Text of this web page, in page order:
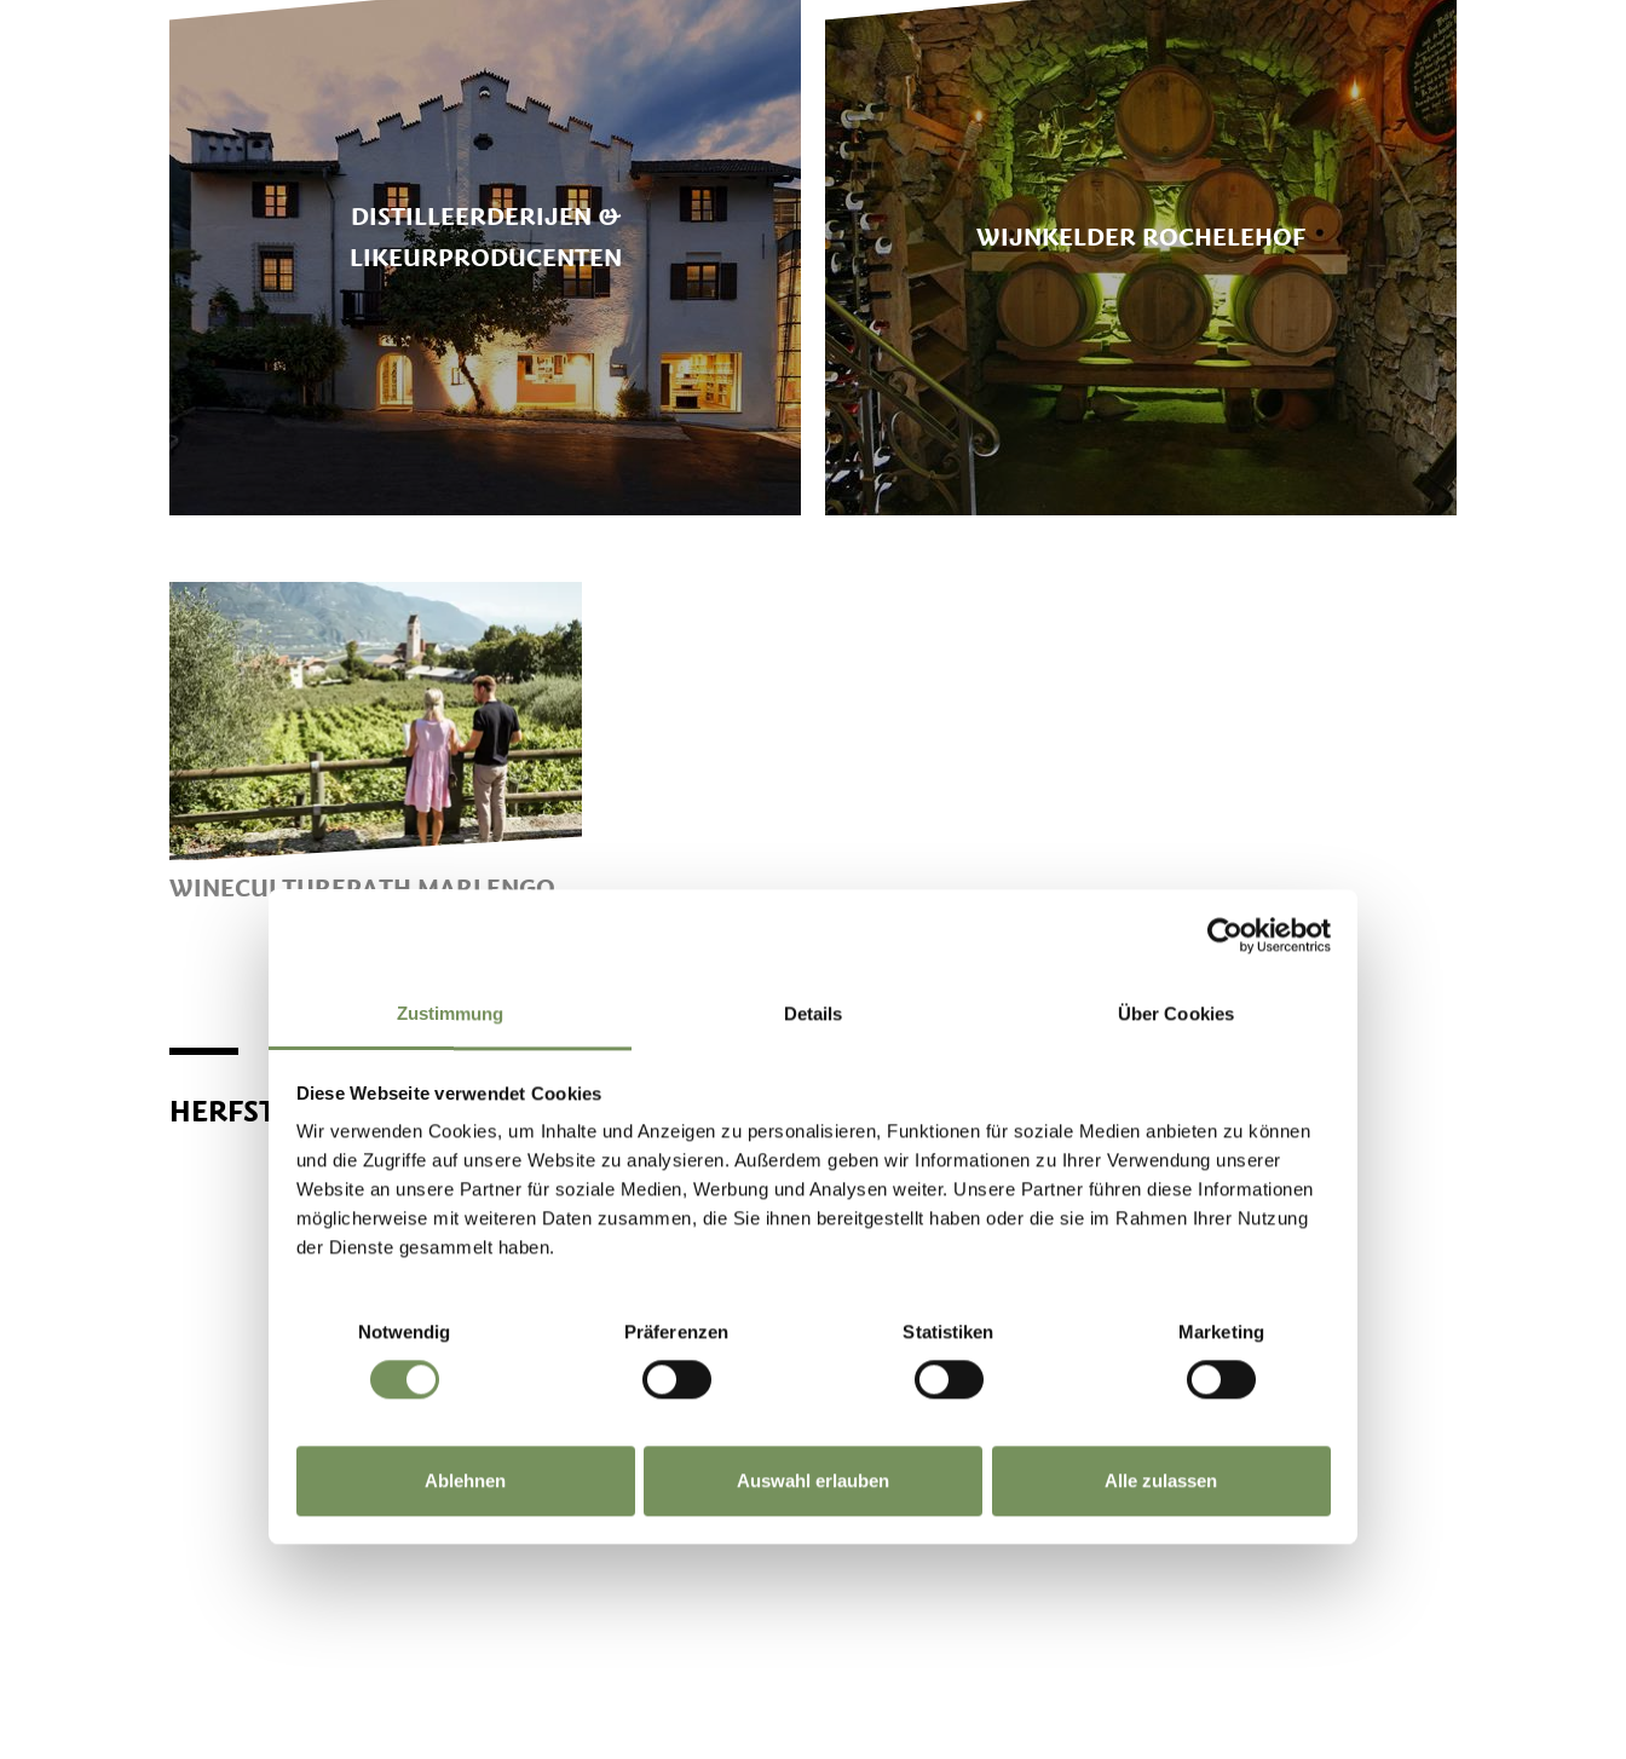
Zustimmung Details Über Cookies
Diese Webseite verwendet Cookies
Wir verwenden Cookies, um Inhalte und Anzeigen zu personalisieren, Funktionen für soziale Medien anbieten zu können
und die Zugriffe auf unsere Website zu analysieren. Außerdem geben wir Informationen zu Ihrer Verwendung unserer
Website an unsere Partner für soziale Medien, Werbung und Analysen weiter. Unsere Partner führen diese Informationen
möglicherweise mit weiteren Daten zusammen, die Sie ihnen bereitgestellt haben oder die sie im Rahmen Ihrer Nutzung
der Dienste gesammelt haben.
Notwendig
Präferenzen Statistiken Marketing
Ablehnen Auswahl erlauben Alle zulassen
DISTILLEERDERIJEN &
LIKEURPRODUCENTEN
WIJNKELDER ROCHELEHOF
WINECULTUREPATH MARLENGO
HERFST EN MARLENGO